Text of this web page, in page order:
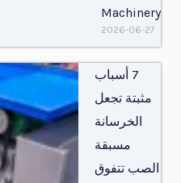
Machinery
2026-06-27
7 أسباب
مثبتة تجعل
الخرسانة
مسبقة
الصب تتفوق